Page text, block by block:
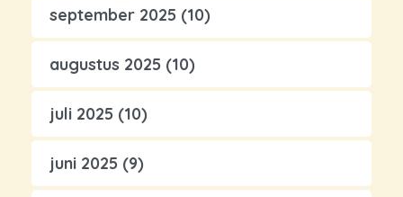
september 2025 (10)
augustus 2025 (10)
juli 2025 (10)
juni 2025 (9)